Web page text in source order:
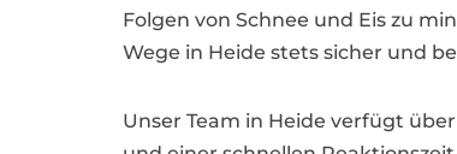
Folgen von Schnee und Eis zu
Wege in Heide stets sicher und
Unser Team in Heide verfügt